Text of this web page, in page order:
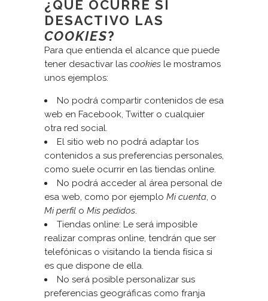
¿QUÉ OCURRE SI
DESACTIVO LAS
COOKIES?
Para que entienda el alcance que puede
tener desactivar las cookies le mostramos
unos ejemplos:
No podrá compartir contenidos de esa
web en Facebook, Twitter o cualquier
otra red social.
El sitio web no podrá adaptar los
contenidos a sus preferencias personales,
como suele ocurrir en las tiendas online.
No podrá acceder al área personal de
esa web, como por ejemplo Mi cuenta, o
Mi perfil o Mis pedidos.
Tiendas online: Le será imposible
realizar compras online, tendrán que ser
telefónicas o visitando la tienda física si
es que dispone de ella.
No será posible personalizar sus
preferencias geográficas como franja